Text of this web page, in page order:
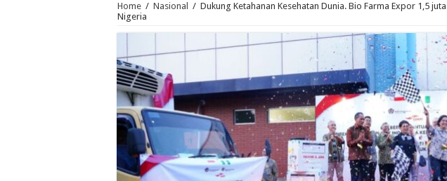
Home / Nasional / Dukung Ketahanan Kesehatan Dunia. Bio Farma Expor 1,5
Nigeria